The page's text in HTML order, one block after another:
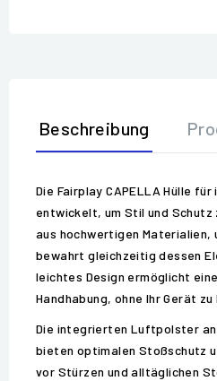
Beschreibung
Die Fairplay CAPELLA Hülle
entwickelt, um Stil und
aus hochwertigen Materialien,
bewahrt gleichzeitig dessen
leichtes Design ermöglicht
Handhabung, ohne Ihr Gerät zu
Die integrierten Luftpolster an
bieten optimalen Stoßschutz
vor Stürzen und alltäglichen